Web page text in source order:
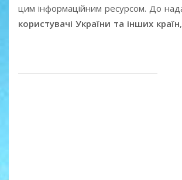
цим інформаційним ресурсом. До
користувачі України та інших країн